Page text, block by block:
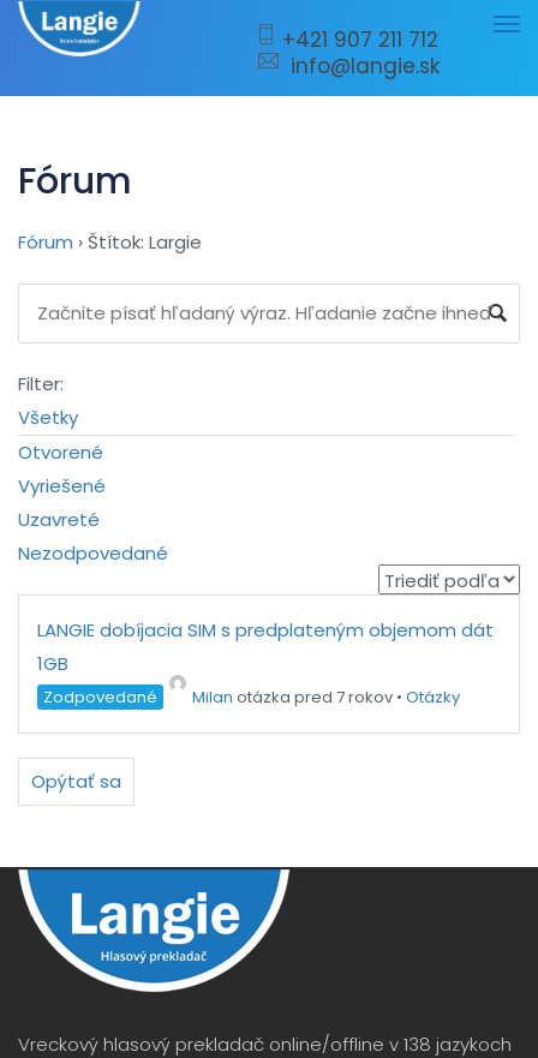
+421 907 211 712
info@langie.sk
Fórum
Fórum › Štítok: Largie
Filter:
Všetky
Otvorené
Vyriešené
Uzavreté
Nezodpovedané
LANGIE dobíjacia SIM s predplateným objemom dát
1GB
Zodpovedané Milan otázka pred 7 rokov • Otázky
Opýtať sa
Vreckový hlasový prekladač online/offline v 138 jazykoch